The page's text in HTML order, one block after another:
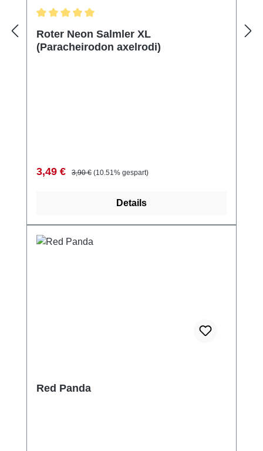
Roter Neon Salmler XL
(Paracheirodon axelrodi)
Verkaufspreis:
3,49 € Regulärer Preis:
3,90 € (10.51% gespart)
Details
Red Panda